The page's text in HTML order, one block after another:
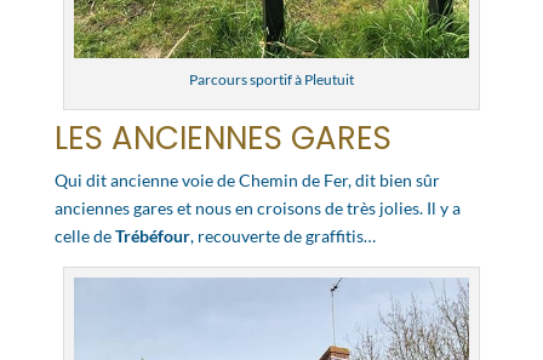
Parcours sportif à Pleutuit
LES ANCIENNES GARES
Qui dit ancienne voie de Chemin de Fer, dit bien sûr
anciennes gares et nous en croisons de très jolies. Il y a
celle deTrébéfour, recouverte de graffitis…